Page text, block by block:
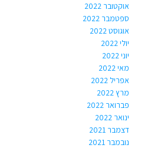
אוקטובר 2022
ספטמבר 2022
אוגוסט 2022
יולי 2022
יוני 2022
מאי 2022
אפריל 2022
מרץ 2022
פברואר 2022
ינואר 2022
דצמבר 2021
נובמבר 2021